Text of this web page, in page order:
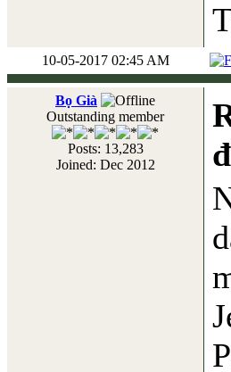
10-05-2017 02:45 AM
Bọ Già
Outstanding member
Posts: 13,283
Joined: Dec 2012